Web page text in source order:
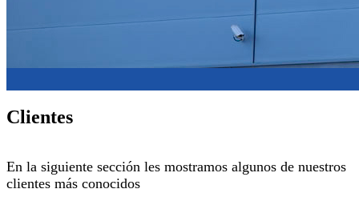
Clientes
En la siguiente sección les mostramos algunos de nuestros
clientes más conocidos